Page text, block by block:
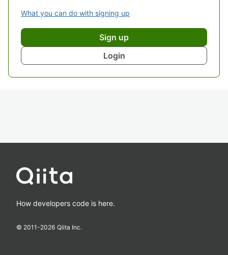
What you can do with signing up
Sign up
Login
How developers code is here.
© 2011-2026 Qiita Inc.